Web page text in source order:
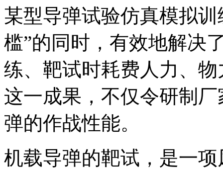
某型导弹试验仿真模拟
槛”的同时，有效地解决
练、靶试时耗费人力、
这一成果，不仅令研制
弹的作战性能。
机载导弹的靶试，是一